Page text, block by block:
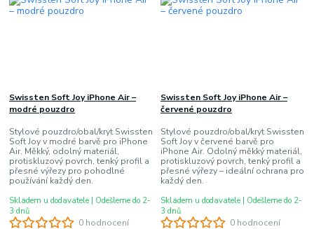
0 hodnocení
Swissten Soft Joy iPhone Air –
modré pouzdro
Stylové pouzdro/obal/kryt Swissten
Soft Joy v modré barvě pro iPhone
Air. Měkký, odolný materiál,
protiskluzový povrch, tenký profil a
přesné výřezy pro pohodlné
používání každý den.
Skladem u dodavatele | Odešleme do 2-
3 dnů
0 hodnocení
Swissten Soft Joy iPhone Air –
červené pouzdro
Stylové pouzdro/obal/kryt Swissten
Soft Joy v červené barvě pro
iPhone Air. Odolný měkký materiál,
protiskluzový povrch, tenký profil a
přesné výřezy – ideální ochrana pro
každý den.
Skladem u dodavatele | Odešleme do 2-
3 dnů